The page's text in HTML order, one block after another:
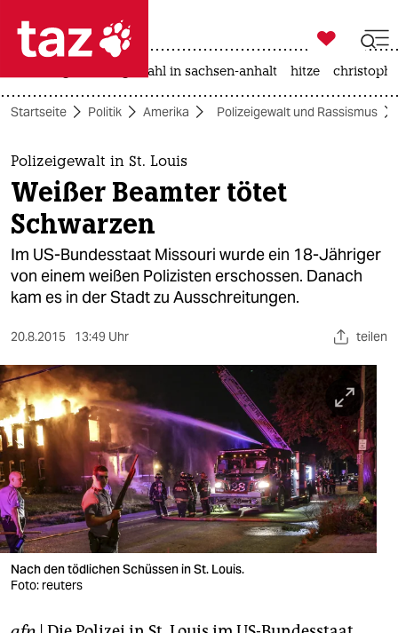
 taz zahl ich
taz zahl ich
themen
politik
öko
gesellschaft
sport
berlin
nord
wahrheit
verlag
verlag
veranstaltungen
shop

taz zahl ich
landtagswahl in sachsen-anhalt hitze
Startseite Politik Amerika Polizeigewalt und Rassismus
Polizeigewalt in St. Louis
Weißer Beamter tötet
Schwarzen
Im US-Bundesstaat Missouri wurde ein 18-Jähriger
von einem weißen Polizisten erschossen. Danach
kam es in der Stadt zu Ausschreitungen.
20.8.2015 13:49 Uhr teilen
Nach den tödlichen Schüssen in St. Louis.
Foto: reuters